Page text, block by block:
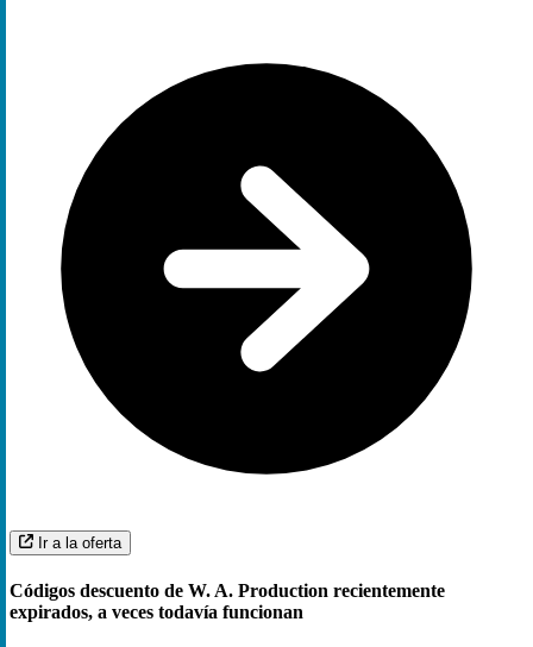
Ir a la oferta
Códigos descuento de W. A. Production recientemente
expirados, a veces todavía funcionan